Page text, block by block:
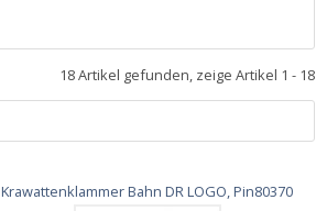
18 Artikel gefunden, zeige Artikel 1 - 18
Krawattenklammer Bahn DR LOGO, Pin80370